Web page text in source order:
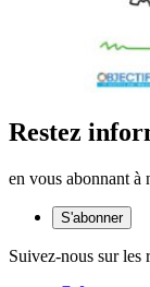
Restez
en vous abonnant à
S'abonner
Suivez-nous sur les